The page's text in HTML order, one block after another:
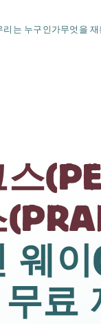
리는 누구인가무엇을
웨
무료